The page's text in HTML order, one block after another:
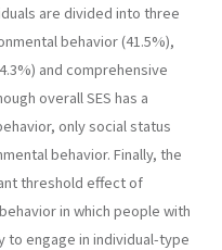
are divided into three
behavior (41.5%),
and comprehensive
overall SES has a
only social status
behavior. Finally, the
threshold effect of
in which people with
to engage in individual-type